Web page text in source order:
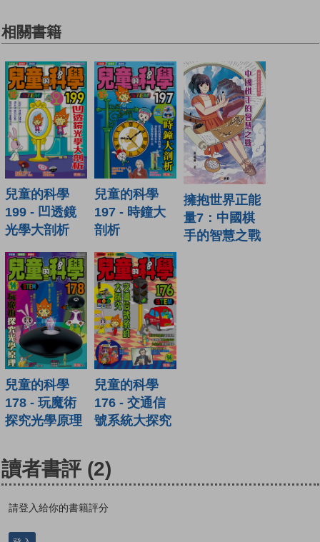
相關書籍
兒童的科學
199 - 凹透鏡
光學大剖析
兒童的科學
197 - 時鐘大
剖析
擁抱世界正能
量7：中國棋
手的智慧之戰
兒童的科學
178 - 玩魔術
探究光學原理
兒童的科學
176 - 交通信
號系統大探究
讀者書評 (2)
請登入給你的書籍評分